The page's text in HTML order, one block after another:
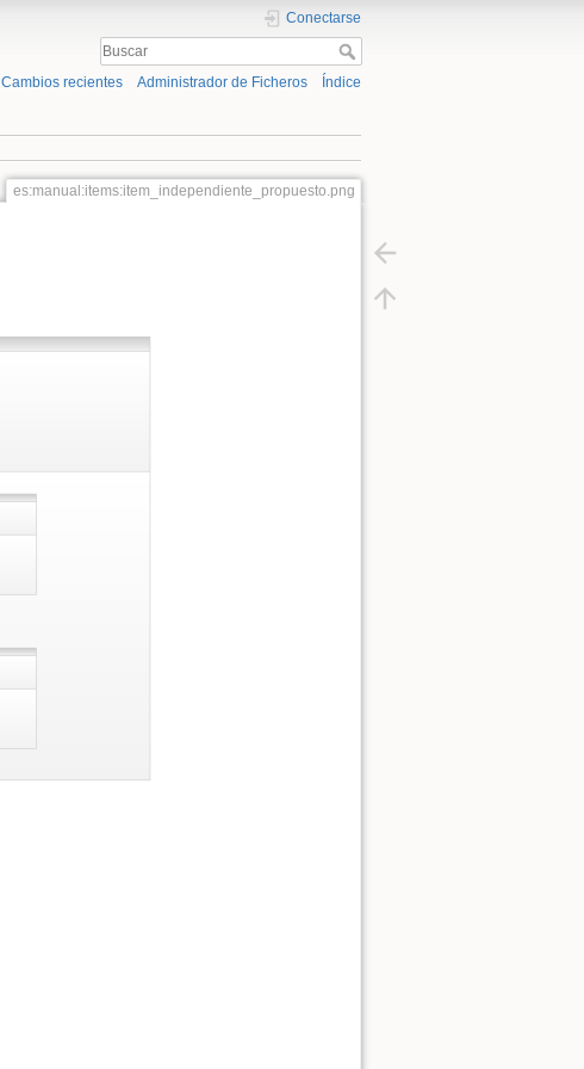
Conectarse
Cambios recientes Administrador de Ficheros Índice
es:manual:items:item_independiente_propuesto.png